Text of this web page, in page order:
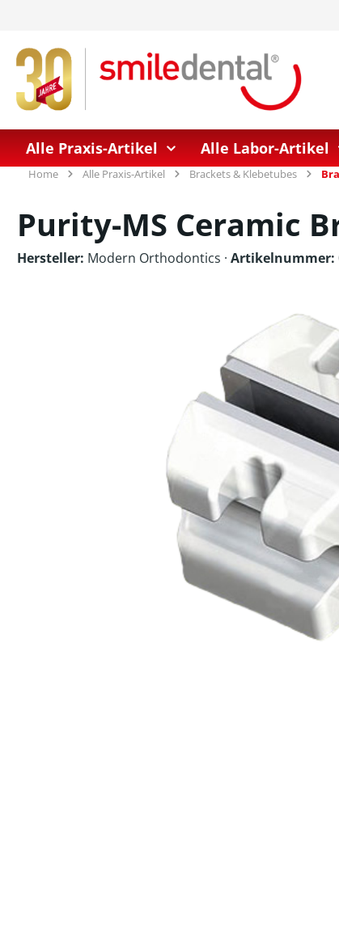
Alle Praxis-Artikel Alle Labor-Artikel
Home Alle Praxis-Artikel Brackets & Klebetubes
Purity-MS Ceramic
Hersteller: Modern Orthodontics · Artikelnummer: